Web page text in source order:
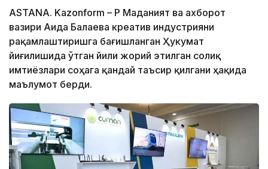
ASTANA. Kazonform – ҚР Маданият ва ахборот
вазири Аида Балаева креатив индустрияни
рақамлаштиришга бағишланган Ҳукумат
йиғилишида ўтган йили жорий этилган солиқ
имтиёзлари соҳага қандай таъсир қилгани ҳақида
маълумот берди.